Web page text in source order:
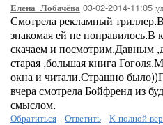
Елена_Лобачёва 03-02-2014-11:05
Смотрела рекламный
знакомая ей не понравилось.В
скачаем и посмотрим.Давным
старая ,большая книга
окна и читали.Страшно
вчера смотрела Бойфренд из
смыслом.
Обратиться - Ответить - К полной